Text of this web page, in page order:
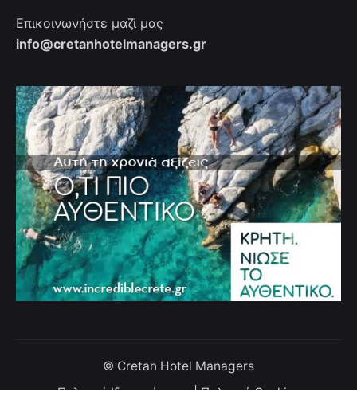
Επικοινωνήστε μαζί μας
info@cretanhotelmanagers.gr
© Cretan Hotel Managers
Πολιτική Ιδιωτικότητας|Πολιτική Cookies